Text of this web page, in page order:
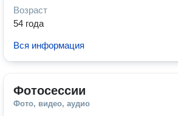
Возраст
54 года
Вся информация
Фотосессии
Фото, видео, аудио